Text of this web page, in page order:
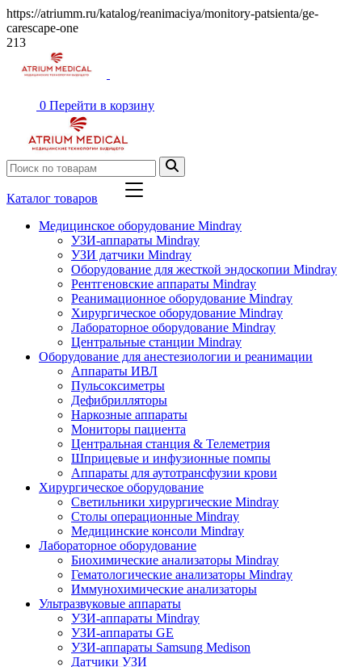
https://atriumm.ru/katalog/reanimaciya/monitory-patsienta/ge-
carescape-one
213
0 Перейти в корзину
Каталог товаров
Медицинское оборудование Mindray
УЗИ-аппараты Mindray
УЗИ датчики Mindray
Оборудование для жесткой эндоскопии Mindray
Рентгеновские аппараты Mindray
Реанимационное оборудование Mindray
Хирургическое оборудование Mindray
Лабораторное оборудование Mindray
Центральные станции Mindray
Оборудование для анестезиологии и реанимации
Аппараты ИВЛ
Пульсоксиметры
Дефибрилляторы
Наркозные аппараты
Мониторы пациента
Центральная станция & Телеметрия
Шприцевые и инфузионные помпы
Аппараты для аутотрансфузии крови
Хирургическое оборудование
Светильники хирургические Mindray
Столы операционные Mindray
Медицинские консоли Mindray
Лабораторное оборудование
Биохимические анализаторы Mindray
Гематологические анализаторы Mindray
Иммунохимические анализаторы
Ультразвуковые аппараты
УЗИ-аппараты Mindray
УЗИ-аппараты GE
УЗИ-аппараты Samsung Medison
Датчики УЗИ